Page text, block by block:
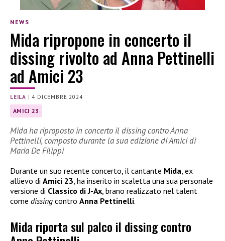
NEWS
Mida ripropone in concerto il
dissing rivolto ad Anna Pettinelli
ad Amici 23
LEILA |4 DICEMBRE 2024
AMICI 23
Mida ha riproposto in concerto il dissing contro Anna
Pettinelli, composto durante la sua edizione di Amici di
Maria De Filippi
Durante un suo recente concerto, il cantante Mida, ex
allievo di Amici 23, ha inserito in scaletta una sua personale
versione di Classico di J-Ax, brano realizzato nel talent
come dissing contro Anna Pettinelli.
Mida riporta sul palco il dissing contro